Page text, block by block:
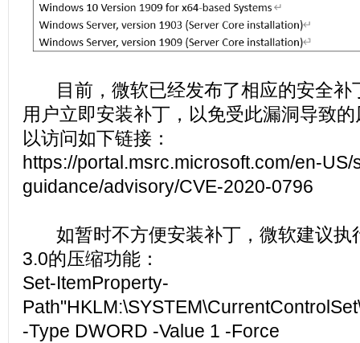
目前，微软已经发布了相应的安全补
用户立即安装补丁，以免受此漏洞导致
以访问如下链接：
https://portal.msrc.microsoft.com/en-US/
guidance/advisory/CVE-2020-0796
如暂时不方便安装补丁，微软建议执
3.0的压缩功能：
Set-ItemProperty-
-Type DWORD -Value 1 -Force